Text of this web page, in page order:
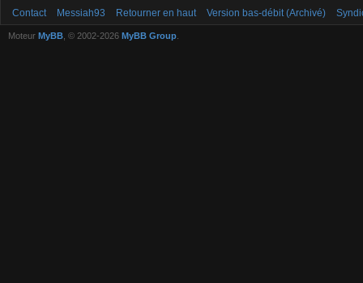
Contact Messiah93 Retourner en haut Version bas-débit (Archivé)
Moteur MyBB , © 2002-2026 MyBB Group